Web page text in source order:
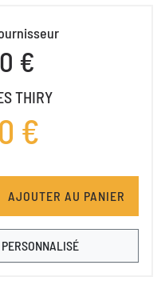
€
THIRY
€
AJOUTER AU PANIER